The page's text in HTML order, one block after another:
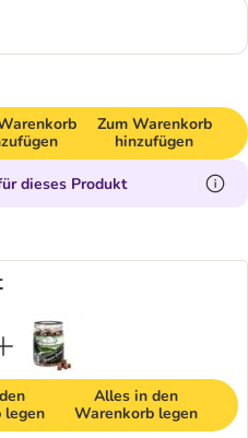
Zum Warenkorb
hinzufügen
dieses Produkt
legen
Alles in den
Warenkorb legen